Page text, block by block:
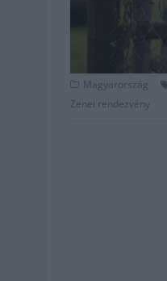
Magyarország
Zenei rendezvény